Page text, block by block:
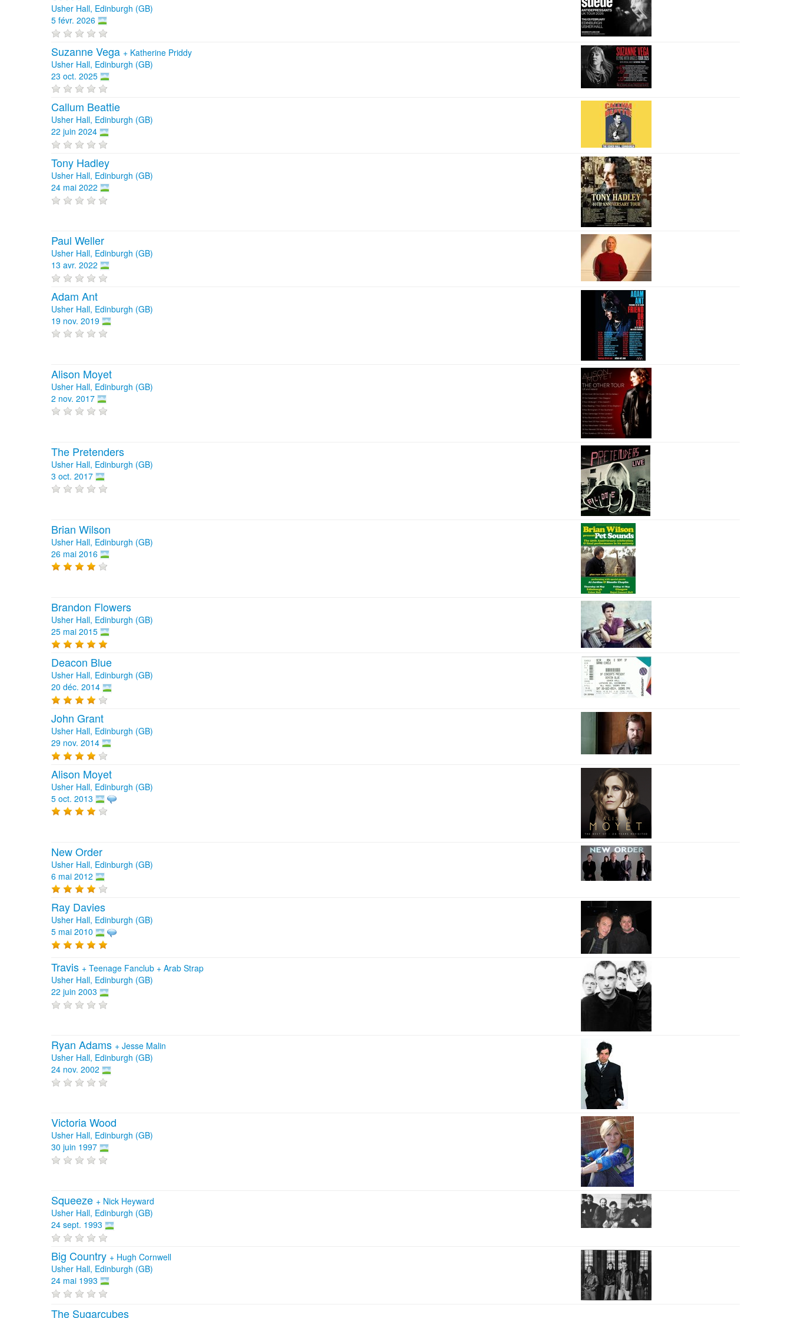
Usher Hall, Edinburgh (GB)
5 févr. 2026
Suzanne Vega + Katherine Priddy
Usher Hall, Edinburgh (GB)
23 oct. 2025
Callum Beattie
Usher Hall, Edinburgh (GB)
22 juin 2024
Tony Hadley
Usher Hall, Edinburgh (GB)
24 mai 2022
Paul Weller
Usher Hall, Edinburgh (GB)
13 avr. 2022
Adam Ant
Usher Hall, Edinburgh (GB)
19 nov. 2019
Alison Moyet
Usher Hall, Edinburgh (GB)
2 nov. 2017
The Pretenders
Usher Hall, Edinburgh (GB)
3 oct. 2017
Brian Wilson
Usher Hall, Edinburgh (GB)
26 mai 2016
Brandon Flowers
Usher Hall, Edinburgh (GB)
25 mai 2015
Deacon Blue
Usher Hall, Edinburgh (GB)
20 déc. 2014
John Grant
Usher Hall, Edinburgh (GB)
29 nov. 2014
Alison Moyet
Usher Hall, Edinburgh (GB)
5 oct. 2013
New Order
Usher Hall, Edinburgh (GB)
6 mai 2012
Ray Davies
Usher Hall, Edinburgh (GB)
5 mai 2010
Travis + Teenage Fanclub + Arab Strap
Usher Hall, Edinburgh (GB)
22 juin 2003
Ryan Adams + Jesse Malin
Usher Hall, Edinburgh (GB)
24 nov. 2002
Victoria Wood
Usher Hall, Edinburgh (GB)
30 juin 1997
Squeeze + Nick Heyward
Usher Hall, Edinburgh (GB)
24 sept. 1993
Big Country + Hugh Cornwell
Usher Hall, Edinburgh (GB)
24 mai 1993
The Sugarcubes